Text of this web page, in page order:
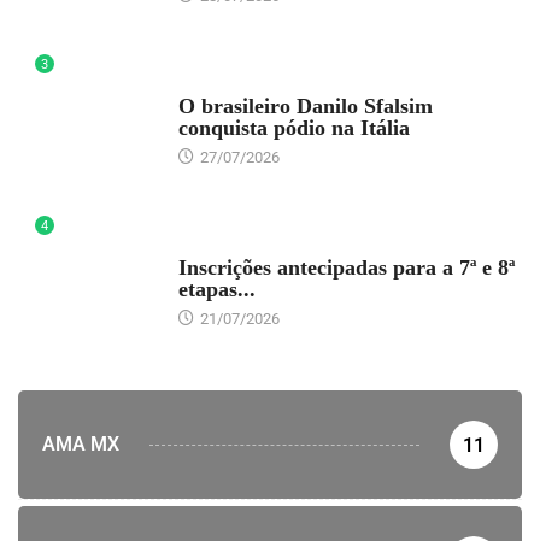
3
O brasileiro Danilo Sfalsim
conquista pódio na Itália
27/07/2026
4
Inscrições antecipadas para a 7ª e 8ª
etapas...
21/07/2026
AMA MX 11